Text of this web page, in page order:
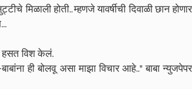
मिळाली होती.. म्हणजे यावर्षीची दिवाळी छान होणार
हसत विश केलं.
ही बोलवू असा माझा विचार आहे.." बाबा न्युजपेपर